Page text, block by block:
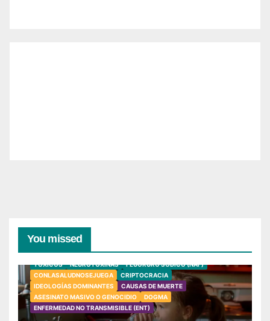
You missed
TÓXICOS NEUROTOXINAS
FLUORURO SÓDICO (NAF)
CONLASALUDNOSEJUEGA
CRIPTOCRACIA
IDEOLOGÍAS DOMINANTES
CAUSAS DE MUERTE
ASESINATO MASIVO O GENOCIDIO
DOGMA
ENFERMEDAD NO TRANSMISIBLE (ENT)